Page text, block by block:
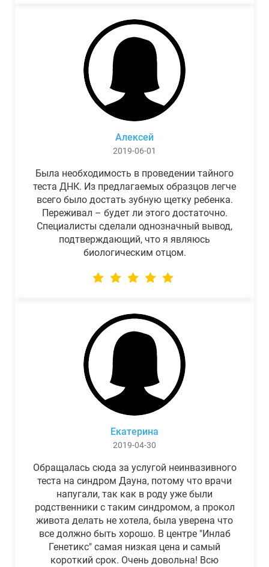
Алексей
2019-06-01
Была необходимость в проведении тайного
теста ДНК. Из предлагаемых образцов легче
всего было достать зубную щетку ребенка.
Переживал – будет ли этого достаточно.
Специалисты сделали однозначный вывод,
подтверждающий, что я являюсь
биологическим отцом.
Екатерина
2019-04-30
Обращалась сюда за услугой неинвазивного
теста на синдром Дауна, потому что врачи
напугали, так как в роду уже были
родственники с таким синдромом, а прокол
живота делать не хотела, была уверена что
все должно быть хорошо. В центре "Инлаб
Генетикс" самая низкая цена и самый
короткий срок. Очень довольна! Всю